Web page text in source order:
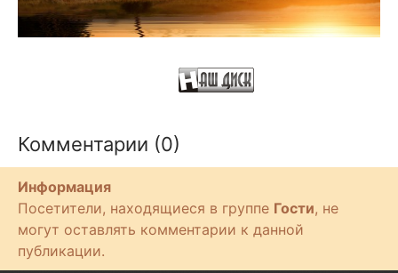
Комментарии (0)
Информация
Посетители, находящиеся в группе Гости, не
могут оставлять комментарии к данной
публикации.